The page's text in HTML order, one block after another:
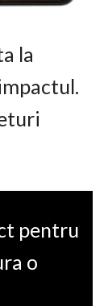
la
pentru
o